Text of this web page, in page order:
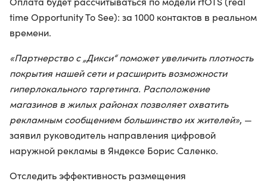
time Opportunity To See): за 1000 контактов в реальном
времени.
«Партнерство с „Дикси“ поможет увеличить плотность
покрытия нашей сети и расширить возможности
гиперлокального таргетинга. Расположение
магазинов в жилых районах позволяет охватить
рекламным сообщением большинство их жителей», —
заявил руководитель направления цифровой
наружной рекламы в Яндексе Борис Саленко.
Отследить эффективность размещения